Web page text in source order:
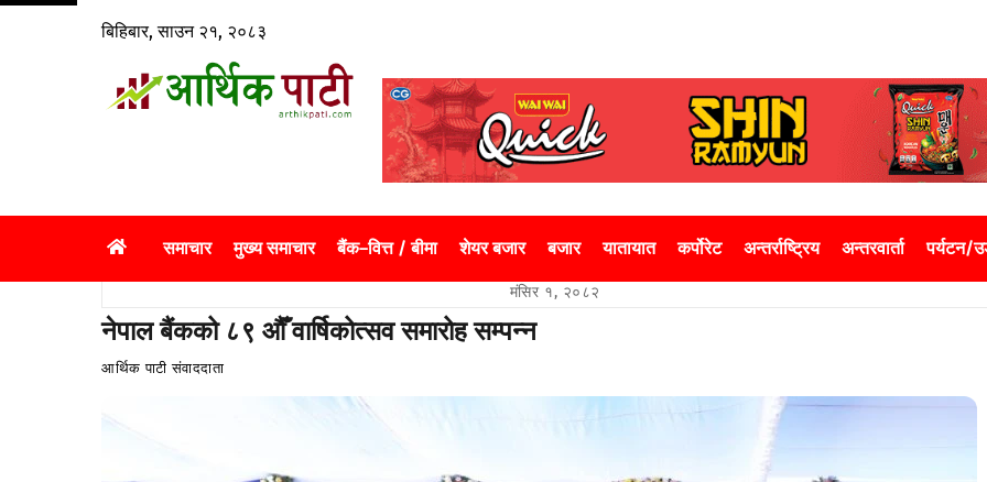
Skip
बिहिबार, साउन २१, २०८३
समाचार मुख्य समाचार बैंक–वित्त / बीमा शेयर बजार बजार यातायात कर्पोरेट अन्तर्राष्ट्रिय अन्तरवार्ता पर्यटन/
मंसिर १, २०८२
नेपाल बैंकको ८९ औँ वार्षिकोत्सव समारोह सम्पन्न
आर्थिक पाटी संवाददाता